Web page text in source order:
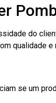
do
qualidade e
se um